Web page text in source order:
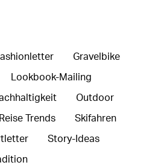
Gravelbike
Lookbook-Mailing
Outdoor
Reise Trends Skifahren
Story-Ideas